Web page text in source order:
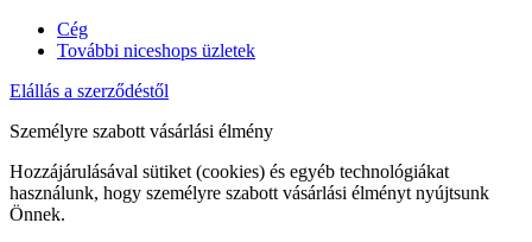
Cég
További niceshops üzletek
Elállás a szerződéstől
Személyre szabott vásárlási élmény
Hozzájárulásával sütiket (cookies) és egyéb technológiákat
használunk, hogy személyre szabott vásárlási élményt nyújtsunk
Önnek.